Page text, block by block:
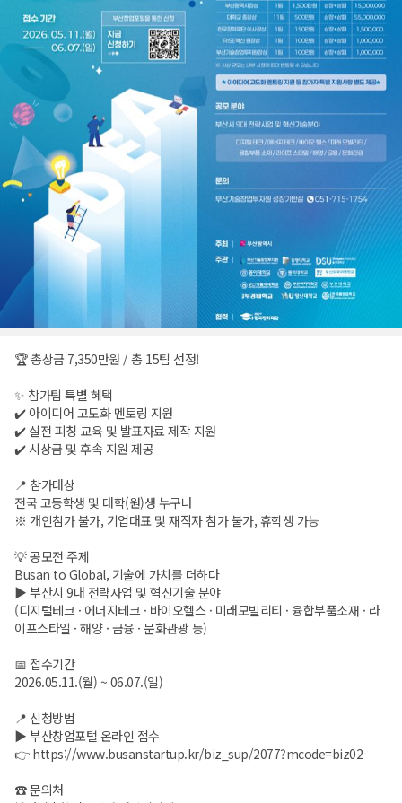
🏆 총상금 7,350만원 / 총 15팀 선정!
✨ 참가팀 특별 혜택
✔️ 아이디어 고도화 멘토링 지원
✔️ 실전 피칭 교육 및 발표자료 제작 지원
✔️ 시상금 및 후속 지원 제공
📍 참가대상
전국 고등학생 및 대학(원)생 누구나
※ 개인참가 불가, 기업대표 및 재직자 참가 불가, 휴학생 가능
💡 공모전 주제
Busan to Global, 기술에 가치를 더하다
▶ 부산시 9대 전략사업 및 혁신기술 분야
(디지털테크 · 에너지테크 · 바이오헬스 · 미래모빌리티 · 융합부품소재 · 라
이프스타일 · 해양 · 금융 · 문화관광 등)
📅 접수기간
2026.05.11.(월) ~ 06.07.(일)
📍 신청방법
▶ 부산창업포털 온라인 접수
👉 https://www.busanstartup.kr/biz_sup/2077?mcode=biz02
☎️ 문의처